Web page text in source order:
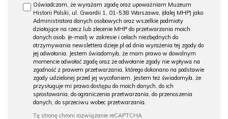
Oświadczam, że wyrażam zgodę oraz upoważniam Muzeum
Historii Polski, ul. Gwardii 1, 01-538 Warszawa, (dalej MHP) jako
Administratora danych osobowych oraz wszelkie podmioty
działające na rzecz lub zlecenie MHP do przetwarzania moich
danych osob. (e-mail) w zakresie i celach niezbędnych do
otrzymywania newslettera dzieje.pl od dnia wyrażenia tej zgody do
jej odwołania. Jestem świadomy/a, że mam prawo w dowolnym
momencie odwołać zgodę oraz że odwołanie zgody nie wpływa na
zgodność z prawem przetwarzania, którego dokonano na podstawie
zgody udzielonej przed jej wycofaniem. Jestem też świadomy/a, że
przysługuje mi prawo dostępu do moich danych, do ich
sprostowania, do ograniczenia przetwarzania, do przenoszenia
danych, do sprzeciwu wobec przetwarzania.